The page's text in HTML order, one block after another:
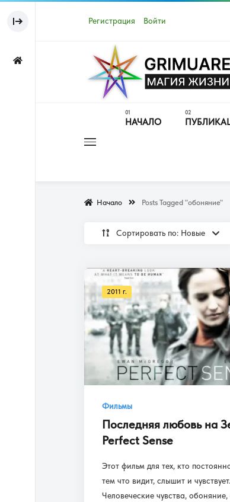
Регистрация Войти
НАЧАЛО
Начало Posts Tagged "обоняние"
Сортировать по: Новые
2011 г.
Фильмы
Последняя любовь на
Perfect Sense
Этот фильм для тех, кто
тем что видит, слышит и чувствует.
Человеческие чувства,